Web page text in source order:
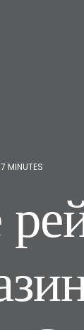
7 MINUTES